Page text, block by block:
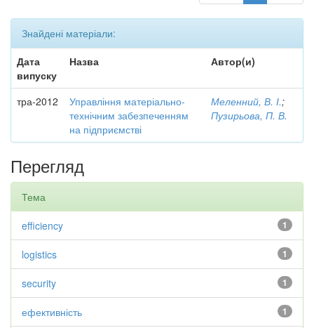
Знайдені матеріали:
Дата
випуску
Назва Автор(и)
тра-2012
Управління матеріально-
технічним забезпеченням
на підприємстві
Меленний, В. І.;
Пузирьова, П. В.
Перегляд
Тема
1
efficiency
1
logistics
1
security
1
ефективність